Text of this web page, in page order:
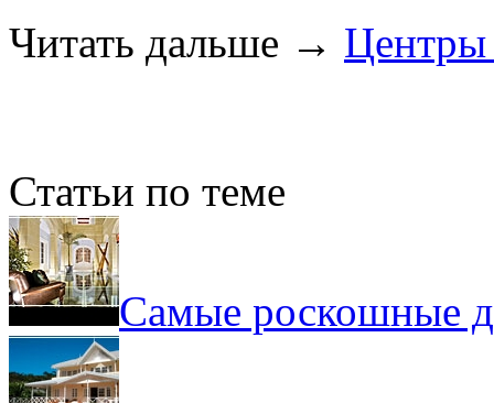
Читать дальше →
Статьи по теме
Самые роскошные